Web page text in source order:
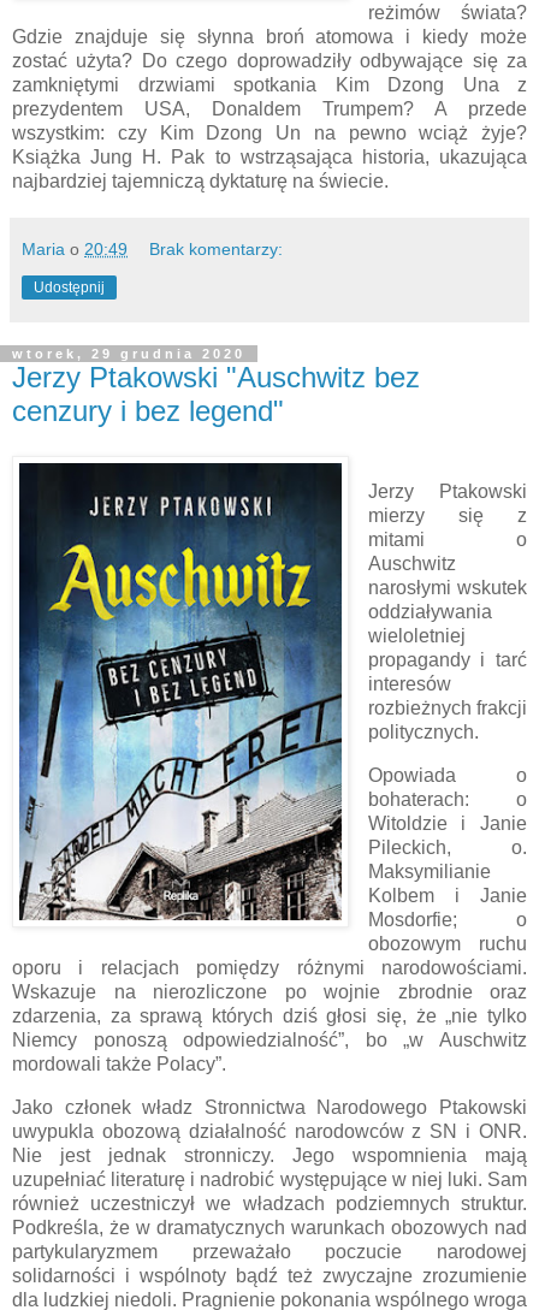
reżimów świata?
Gdzie znajduje się słynna broń atomowa i kiedy może
zostać użyta? Do czego doprowadziły odbywające się za
zamkniętymi drzwiami spotkania Kim Dzong Una z
prezydentem USA, Donaldem Trumpem? A przede
wszystkim: czy Kim Dzong Un na pewno wciąż żyje?
Książka Jung H. Pak to wstrząsająca historia, ukazująca
najbardziej tajemniczą dyktaturę na świecie.
Maria o 20:49 Brak komentarzy:
Udostępnij
wtorek, 29 grudnia 2020
Jerzy Ptakowski "Auschwitz bez
cenzury i bez legend"
Jerzy Ptakowski
mierzy się z
mitami o
Auschwitz
narosłymi wskutek
oddziaływania
wieloletniej
propagandy i tarć
interesów
rozbieżnych frakcji
politycznych.
Opowiada o
bohaterach: o
Witoldzie i Janie
Pileckich, o.
Maksymilianie
Kolbem i Janie
Mosdorfie; o
obozowym ruchu
oporu i relacjach pomiędzy różnymi narodowościami.
Wskazuje na nierozliczone po wojnie zbrodnie oraz
zdarzenia, za sprawą których dziś głosi się, że „nie tylko
Niemcy ponoszą odpowiedzialność”, bo „w Auschwitz
mordowali także Polacy”.
Jako członek władz Stronnictwa Narodowego Ptakowski
uwypukla obozową działalność narodowców z SN i ONR.
Nie jest jednak stronniczy. Jego wspomnienia mają
uzupełniać literaturę i nadrobić występujące w niej luki. Sam
również uczestniczył we władzach podziemnych struktur.
Podkreśla, że w dramatycznych warunkach obozowych nad
partykularyzmem przeważało poczucie narodowej
solidarności i wspólnoty bądź też zwyczajne zrozumienie
dla ludzkiej niedoli. Pragnienie pokonania wspólnego wroga